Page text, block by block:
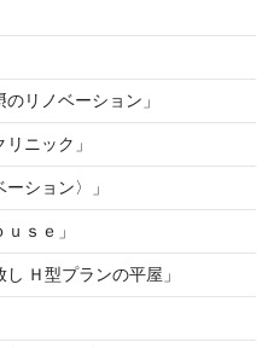
リノベーション」
ニック」
ション〉」
ｓｅ」
Ｈ型プランの平屋」